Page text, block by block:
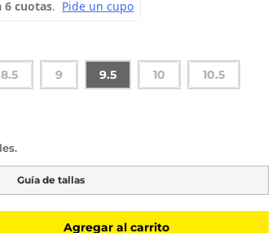
8.5 9 9.5 10 10.5
Guía de tallas
Agregar al carrito